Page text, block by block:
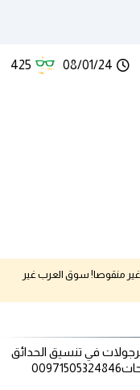
08/01/24
425
منقوصا! سوق العرب غير
في تنسيق الحدائق